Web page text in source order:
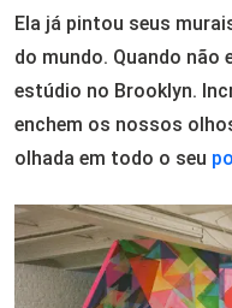
Ela já pintou seus
do mundo. Quando não
estúdio no Brooklyn.
enchem os nossos
olhada em todo o seu